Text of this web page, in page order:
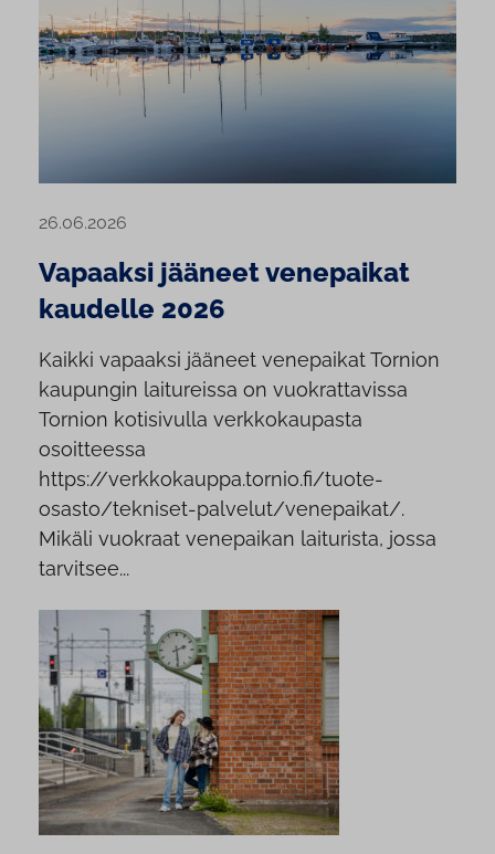
26.06.2026
Vapaaksi jääneet venepaikat
kaudelle 2026
Kaikki vapaaksi jääneet venepaikat Tornion
kaupungin laitureissa on vuokrattavissa
Tornion kotisivulla verkkokaupasta
osoitteessa
https://verkkokauppa.tornio.fi/tuote-
osasto/tekniset-palvelut/venepaikat/.
Mikäli vuokraat venepaikan laiturista, jossa
tarvitsee...